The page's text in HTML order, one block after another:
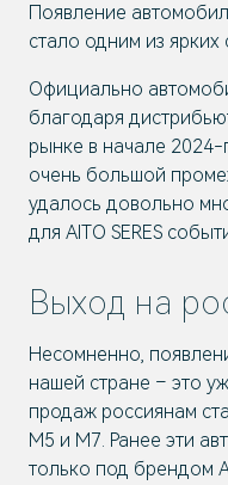
Появление
стало одним из
Официально
благодаря
рынке в начале 2024-
очень большой
удалось довольно
для AITO SERES
Выход на
Несомненно,
нашей стране – это
продаж россиянам
М5 и М7. Ранее эти
только под брендом